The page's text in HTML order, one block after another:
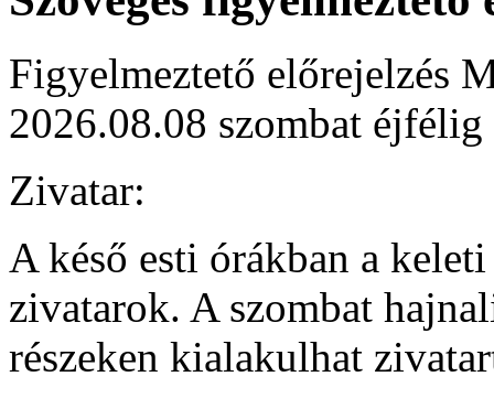
Figyelmeztető előrejelzés
2026.08.08 szombat éjfélig
Zivatar:
A késő esti órákban a
zivatarok. A szombat
részeken kialakulhat